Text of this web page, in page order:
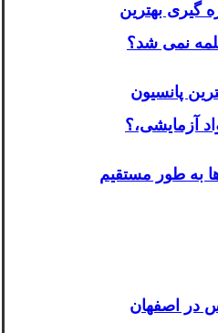
گیری بهترین
نمی شد؟
پانسیون
آزمایشی،؟
به طور مستقیم